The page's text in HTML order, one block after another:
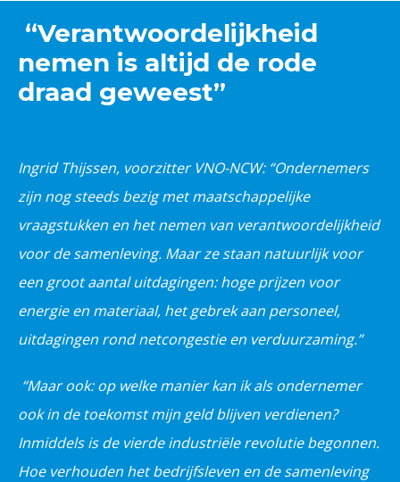
“Verantwoordelijkheid
nemen is altijd de rode
draad geweest”
Ingrid Thijssen, voorzitter VNO-NCW: “Ondernemers
zijn nog steeds bezig met maatschappelijke
vraagstukken en het nemen van verantwoordelijkheid
voor de samenleving. Maar ze staan natuurlijk voor
een groot aantal uitdagingen: hoge prijzen voor
energie en materiaal, het gebrek aan personeel,
uitdagingen rond netcongestie en verduurzaming.”
“Maar ook: op welke manier kan ik als ondernemer
ook in de toekomst mijn geld blijven verdienen?
Inmiddels is de vierde industriële revolutie begonnen.
Hoe verhouden het bedrijfsleven en de samenleving